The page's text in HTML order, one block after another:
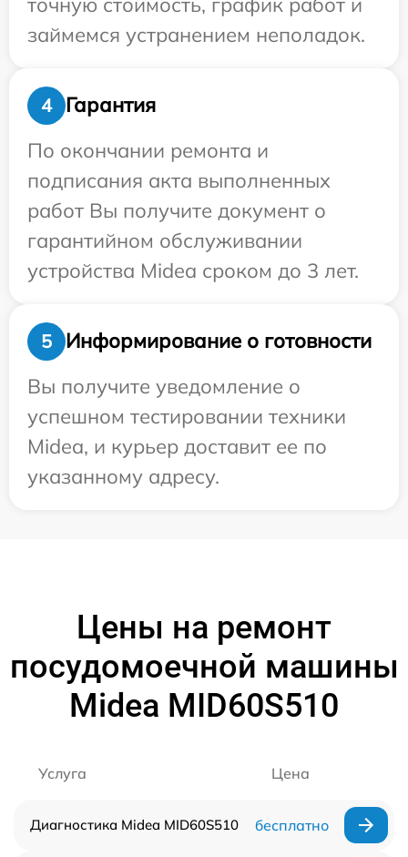
займемся устранением неполадок.
4
Гарантия
По окончании ремонта и
подписания акта выполненных
работ Вы получите документ о
гарантийном обслуживании
устройства Midea сроком до 3 лет.
5
Информирование о готовности
Вы получите уведомление о
успешном тестировании техники
Midea, и курьер доставит ее по
указанному адресу.
Цены на ремонт
посудомоечной машины
Midea MID60S510
Услуга Цена
Диагностика Midea MID60S510 бесплатно